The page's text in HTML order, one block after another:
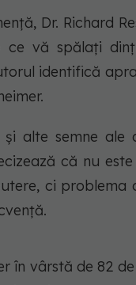
Dr. Richard
vă spălați
identifică
și alte semne
că nu
ci
în vârstă de 82